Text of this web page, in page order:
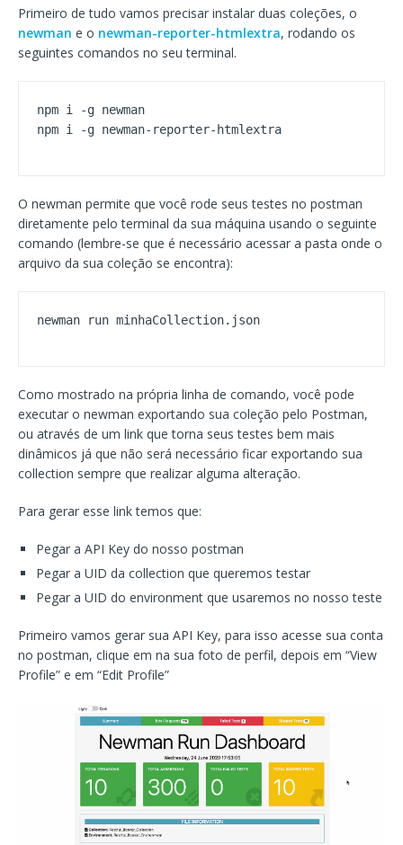
Primeiro de tudo vamos precisar instalar duas coleções, o
newman e o newman-reporter-htmlextra, rodando os
seguintes comandos no seu terminal.
npm i -g newman
npm i -g newman-reporter-htmlextra
O newman permite que você rode seus testes no postman
diretamente pelo terminal da sua máquina usando o seguinte
comando (lembre-se que é necessário acessar a pasta onde o
arquivo da sua coleção se encontra):
newman run minhaCollection.json
Como mostrado na própria linha de comando, você pode
executar o newman exportando sua coleção pelo Postman,
ou através de um link que torna seus testes bem mais
dinâmicos já que não será necessário ficar exportando sua
collection sempre que realizar alguma alteração.
Para gerar esse link temos que:
Pegar a API Key do nosso postman
Pegar a UID da collection que queremos testar
Pegar a UID do environment que usaremos no nosso teste
Primeiro vamos gerar sua API Key, para isso acesse sua conta
no postman, clique em na sua foto de perfil, depois em “View
Profile” e em “Edit Profile”